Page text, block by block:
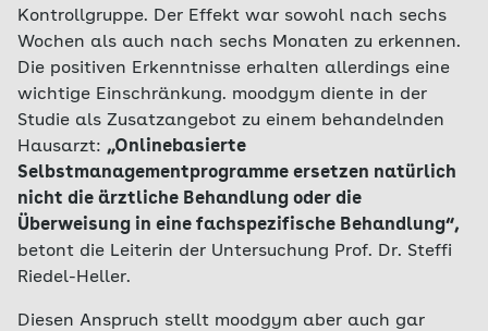
Kontrollgruppe. Der Effekt war sowohl nach sechs
Wochen als auch nach sechs Monaten zu erkennen.
Die positiven Erkenntnisse erhalten allerdings eine
wichtige Einschränkung. moodgym diente in der
Studie als Zusatzangebot zu einem behandelnden
Hausarzt: „Onlinebasierte
Selbstmanagementprogramme ersetzen natürlich
nicht die ärztliche Behandlung oder die
Überweisung in eine fachspezifische Behandlung“,
betont die Leiterin der Untersuchung Prof. Dr. Steffi
Riedel-Heller.
Diesen Anspruch stellt moodgym aber auch gar